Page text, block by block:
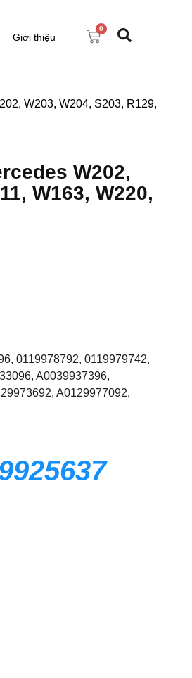
Giới thiệu
0
W203, W204, S203, R129,
W202,
W163, W220,
0119978792, 0119979742,
A0039937396,
A0129977092,